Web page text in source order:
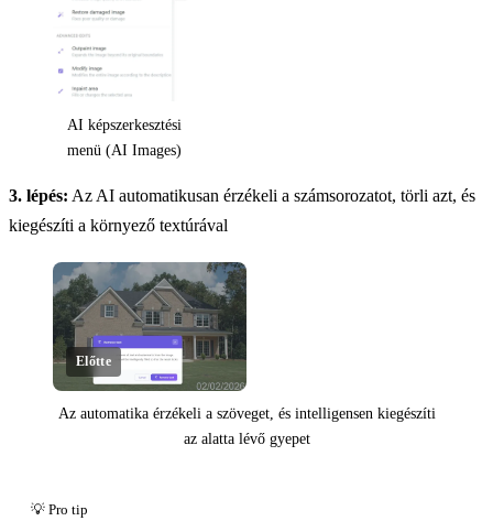
AI képszerkesztési
menü (AI Images)
3. lépés: Az AI automatikusan érzékeli a számsorozatot, törli azt, és
kiegészíti a környező textúrával
Előtte
Az automatika érzékeli a szöveget, és intelligensen kiegészíti
az alatta lévő gyepet